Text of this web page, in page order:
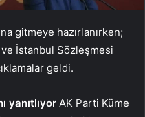
gitmeye hazırlanırken;
ve İstanbul Sözleşmesi
geldi.
yanıtlıyor AK Parti Küme